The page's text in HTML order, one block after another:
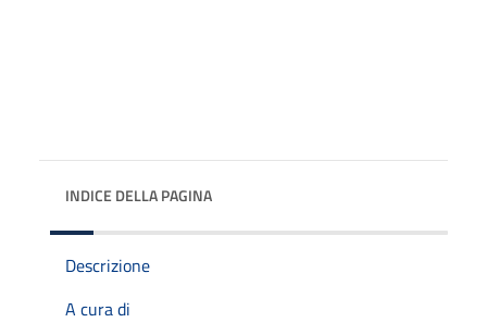
INDICE DELLA PAGINA
Descrizione
A cura di